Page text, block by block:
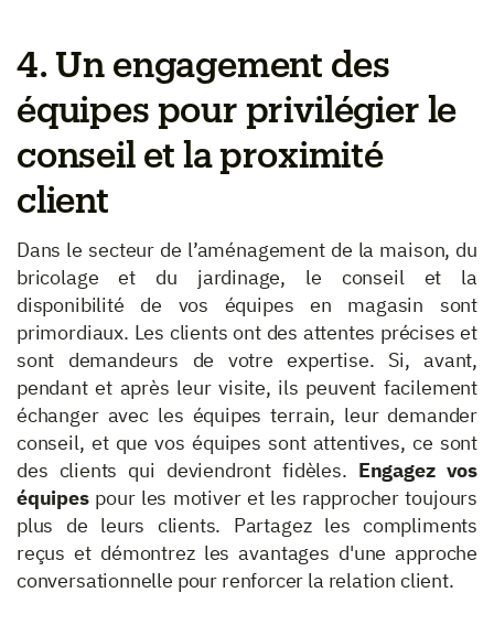
4. Un engagement des
équipes pour privilégier le
conseil et la proximité
client
Dans le secteur de l’aménagement de la maison, du
bricolage et du jardinage, le conseil et la
disponibilité de vos équipes en magasin sont
primordiaux. Les clients ont des attentes précises et
sont demandeurs de votre expertise. Si, avant,
pendant et après leur visite, ils peuvent facilement
échanger avec les équipes terrain, leur demander
conseil, et que vos équipes sont attentives, ce sont
des clients qui deviendront fidèles. Engagez vos
équipespour les motiver et les rapprocher toujours
plus de leurs clients. Partagez les compliments
reçus et démontrez les avantages d'une approche
conversationnelle pour renforcer la relation client.